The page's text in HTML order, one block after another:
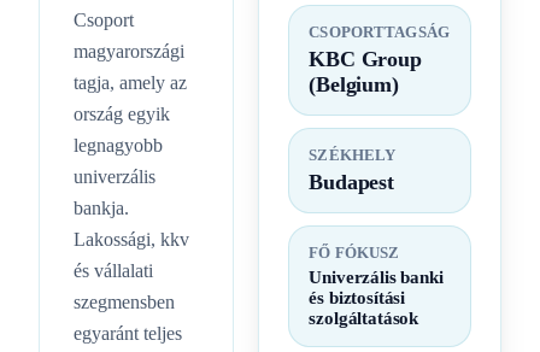
Csoport
magyarországi
tagja, amely az
ország egyik
legnagyobb
univerzális
bankja.
Lakossági, kkv
és vállalati
szegmensben
egyaránt teljes
CSOPORTTAGSÁG
KBC Group
(Belgium)
SZÉKHELY
Budapest
FŐ FÓKUSZ
Univerzális banki
és biztosítási
szolgáltatások